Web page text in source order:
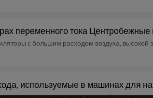
переменного тока
с большим расходом воздуха,
используемые в машинах для